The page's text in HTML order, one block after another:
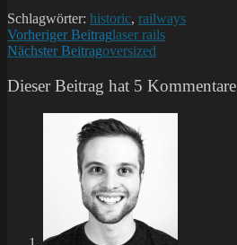
Schlagwörter: historic, railways
Weitere
Artikel
ansehen
Vorheriger Beitraglaser rails
Nächster Beitragoversized
Dieser Beitrag hat 5 Kommentare